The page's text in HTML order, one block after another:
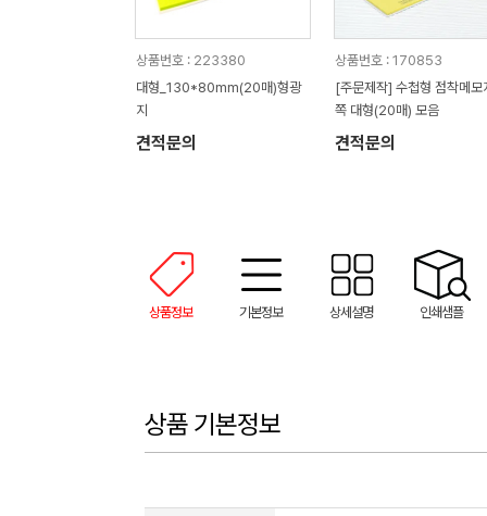
상품번호 : 223380
대형_130*80mm(20매)형광
지
견적문의
상품번호 : 170853
[주문제작] 수첩형 점착메모
쪽 대형(20매) 모음
견적문의
상품정보 기본정보 상세설명 인쇄샘플
상품 기본정보